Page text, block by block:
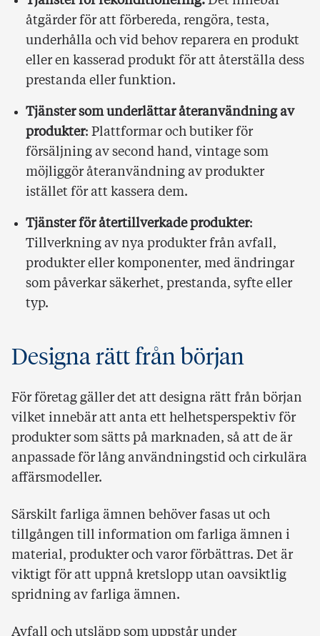
åtgärder för att förbereda, rengöra, testa,
underhålla och vid behov reparera en produkt
eller en kasserad produkt för att återställa dess
prestanda eller funktion.
Tjänster som underlättar återanvändning av
produkter: Plattformar och butiker för
försäljning av second hand, vintage som
möjliggör återanvändning av produkter
istället för att kassera dem.
Tjänster för återtillverkade produkter:
Tillverkning av nya produkter från avfall,
produkter eller komponenter, med ändringar
som påverkar säkerhet, prestanda, syfte eller
typ.
Designa rätt från början
För företag gäller det att designa rätt från början
vilket innebär att anta ett helhetsperspektiv för
produkter som sätts på marknaden, så att de är
anpassade för lång användningstid och cirkulära
affärsmodeller.
Särskilt farliga ämnen behöver fasas ut och
tillgången till information om farliga ämnen i
material, produkter och varor förbättras. Det är
viktigt för att uppnå kretslopp utan oavsiktlig
spridning av farliga ämnen.
Avfall och utsläpp som uppstår under